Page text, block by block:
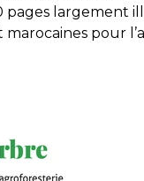
pages largement
pour